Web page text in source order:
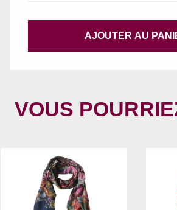
AJOUTER AU
VOUS